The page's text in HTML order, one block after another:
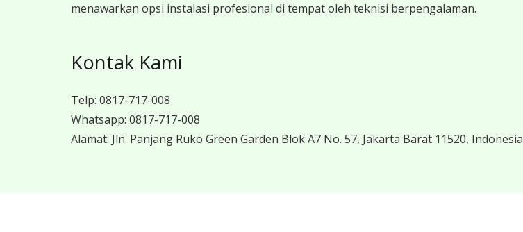
menawarkan opsi instalasi profesional di tempat oleh teknisi berpengalaman.
Kontak Kami
Telp: 0817-717-008
Whatsapp: 0817-717-008
Alamat: Jln. Panjang Ruko Green Garden Blok A7 No. 57, Jakarta Barat 11520, Indonesia